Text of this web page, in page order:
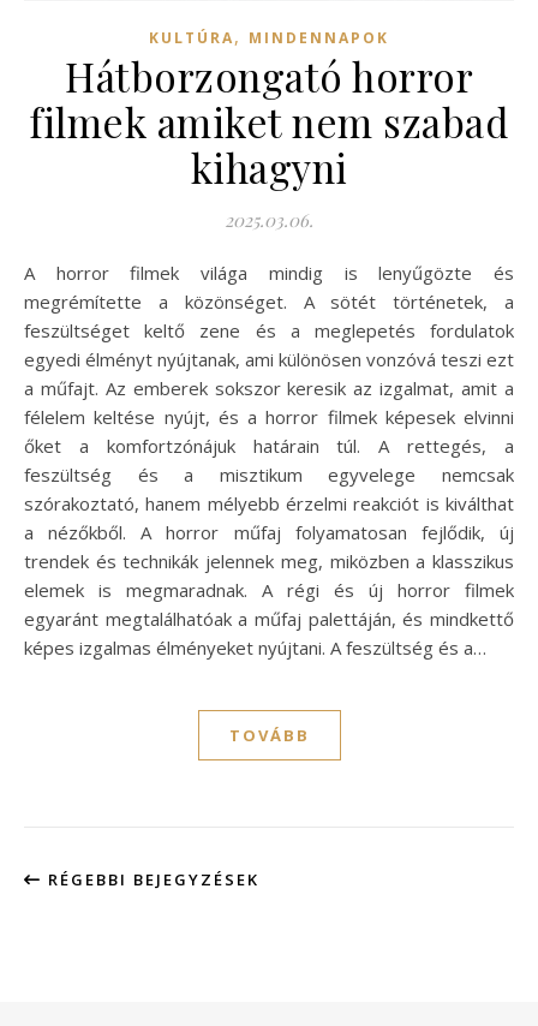
KULTÚRA, MINDENNAPOK
Hátborzongató horror
filmek amiket nem szabad
kihagyni
2025.03.06.
A horror filmek világa mindig is lenyűgözte és
megrémítette a közönséget. A sötét történetek, a
feszültséget keltő zene és a meglepetés fordulatok
egyedi élményt nyújtanak, ami különösen vonzóvá teszi ezt
a műfajt. Az emberek sokszor keresik az izgalmat, amit a
félelem keltése nyújt, és a horror filmek képesek elvinni
őket a komfortzónájuk határain túl. A rettegés, a
feszültség és a misztikum egyvelege nemcsak
szórakoztató, hanem mélyebb érzelmi reakciót is kiválthat
a nézőkből. A horror műfaj folyamatosan fejlődik, új
trendek és technikák jelennek meg, miközben a klasszikus
elemek is megmaradnak. A régi és új horror filmek
egyaránt megtalálhatóak a műfaj palettáján, és mindkettő
képes izgalmas élményeket nyújtani. A feszültség és a…
TOVÁBB
RÉGEBBI BEJEGYZÉSEK